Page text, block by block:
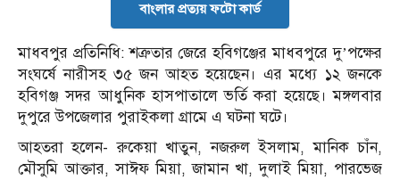
বাংলার প্রত্যয় ফটো কার্ড
মাধবপুর প্রতিনিধি: শত্রুতার জেরে হবিগঞ্জের মাধবপুরে দু’পক্ষের
সংঘর্ষে নারীসহ ৩৫ জন আহত হয়েছেন। এর মধ্যে ১২ জনকে
হবিগঞ্জ সদর আধুনিক হাসপাতালে ভর্তি করা হয়েছে। মঙ্গলবার
দুপুরে উপজেলার পুরাইকলা গ্রামে এ ঘটনা ঘটে।
আহতরা হলেন- রুকেয়া খাতুন, নজরুল ইসলাম, মানিক চাঁন,
মৌসুমি আক্তার, সাঈফ মিয়া, জামান খা, দুলাই মিয়া, পারভেজ